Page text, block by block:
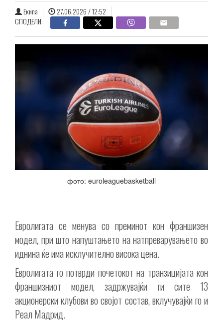
Екипа
27.06.2026 / 12:52
СПОДЕЛИ:
фото: euroleaguebasketball
Евролигата се менува со преминот кон франшизен
модел, при што напуштањето на натпреварувањето во
иднина ќе има исклучително висока цена.
Евролигата го потврди почетокот на транзицијата кон
франшизниот модел, задржувајќи ги сите 13
акционерски клубови во својот состав, вклучувајќи го и
Реал Мадрид.